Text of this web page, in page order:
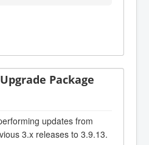
Package
updates from
3.x releases to 3.9.13.